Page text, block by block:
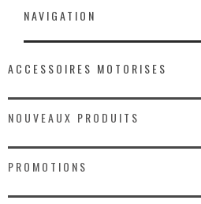
NAVIGATION
ACCESSOIRES MOTORISES
NOUVEAUX PRODUITS
PROMOTIONS